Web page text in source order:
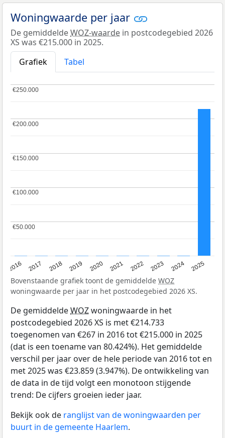
Woningwaarde per jaar
De gemiddeldeWOZ-waarde in postcodegebied 2026
XS was €215.000 in 2025.
Grafiek
Tabel
2016 2017 2018 2019 2020 2021 2022 2023 2024 2025
€50.000
€50.000
€100.000
€100.000
€150.000
€150.000
€200.000
€200.000
€250.000
€250.000
Bovenstaande grafiek toont de gemiddelde WOZ
woningwaarde per jaar in het postcodegebied 2026 XS.
De gemiddeldeWOZwoningwaarde in het
postcodegebied 2026 XS is met €214.733
toegenomen van €267 in 2016 tot €215.000 in 2025
(dat is een toename van 80.424%). Het gemiddelde
verschil per jaar over de hele periode van 2016 tot en
met 2025 was €23.859 (3.947%). De ontwikkeling van
de data in de tijd volgt een monotoon stijgende
trend: De cijfers groeien ieder jaar.
Bekijk ook de ranglijst van de woningwaarden per
buurt in de gemeente Haarlem.